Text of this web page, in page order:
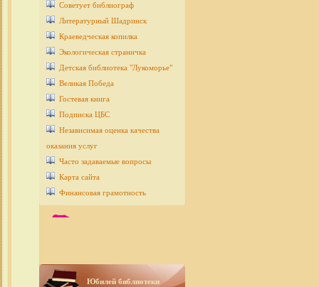
Советует библиограф
Литературный Шадринск
Краеведческая копилка
Экологическая страничка
Детcкая библиотека "Лукоморье"
Великая Победа
Гостевая книга
Подписка ЦБС
Независимая оценка качества
оказания услуг
Часто задаваемые вопросы
Карта сайта
Финансовая грамотность
Юбилей библиотеки